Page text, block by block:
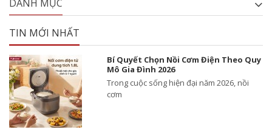
DANH MỤC
TIN MỚI NHẤT
Bí Quyết Chọn Nồi Cơm Điện Theo Quy
Mô Gia Đình 2026
Trong cuộc sống hiện đại năm 2026, nồi
cơm